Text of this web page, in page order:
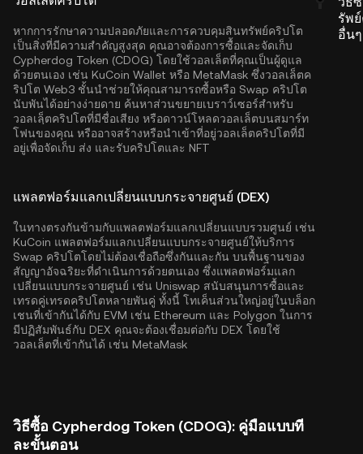
หากการรักษาความปลอดภัยและการควบคุมสินทรัพย์คริปโต
เป็นสิ่งที่มีความสำคัญสูงสุด คุณอาจต้องการซื้อและจัดเก็บ
Cypherdog Token (CDOG) โดยใช้วอลเล็ตที่คุณเป็นผู้ดูแล
ด้วยตนเอง เช่น KuCoin Wallet หรือ MetaMask ซึ่งวอลเล็ตค
ริปโต Web3 ชั้นนำช่วยให้คุณสามารถซื้อหรือ Swap คริปโต
นับพันได้อย่างง่ายดาย ค้นหาส่วนขยายเบราว์เซอร์สำหรับ
วอลเลฺ็ตคริปโตที่มีชื่อเสียง หรือดาวน์โหลดวอลเล็ตบนสมาร์ท
โฟนของคุณ หรืออาจสร้างหรือนำเข้าที่อยู่วอลเล็ตคริปโตที่มี
อยู่เพื่อจัดเก็บ ส่ง และรับคริปโตและ NFT
แพลตฟอร์มแลกเปลี่ยนแบบกระจายศูนย์ (DEX)
ในทางตรงกันข้ามกับแพลตฟอร์มแลกเปลี่ยนแบบรวมศูนย์ เช่น
KuCoin แพลตฟอร์มแลกเปลี่ยนแบบกระจายศูนย์ให้บริการ
Swap คริปโตโดยไม่ต้องเชื่อถือซึ่งกันและกัน บนพื้นฐานของ
สัญญาอัจฉริยะที่ดำเนินการด้วยตนเอง ซึ่งแพลตฟอร์มแลก
เปลี่ยนแบบกระจายศูนย์ เช่น Uniswap สนับสนุนการซื้อและ
เทรดคู่เทรดคริปโตหลายพันคู่ ทั้งนี้ โทเค็นส่วนใหญ่อยู่ในบล็อก
เชนที่เข้ากันได้กับ EVM เช่น Ethereum และ Polygon ในการ
มีปฏิสัมพันธ์กับ DEX คุณจะต้องเชื่อมต่อกับ DEX โดยใช้
วอลเล็ตที่เข้ากันได้ เช่น MetaMask
วิธีซื้อ Cypherdog Token (CDOG): คู่มือแบบที
ละขั้นตอน
รัพ
อื่นๆ